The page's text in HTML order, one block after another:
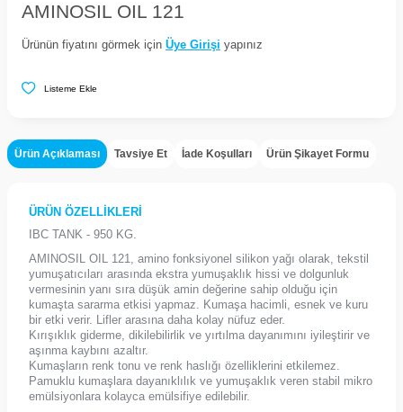
AMINOSIL OIL 121
Ürünün fiyatını görmek için Üye Girişi yapınız
Listeme Ekle
Ürün Açıklaması Tavsiye Et İade Koşulları Ürün Şikayet Formu
ÜRÜN ÖZELLİKLERİ
IBC TANK - 950 KG.
AMINOSIL OIL 121, amino fonksiyonel silikon yağı olarak, tekstil
yumuşatıcıları arasında ekstra yumuşaklık hissi ve dolgunluk
vermesinin yanı sıra düşük amin değerine sahip olduğu için
kumaşta sararma etkisi yapmaz. Kumaşa hacimli, esnek ve kuru
bir etki verir. Lifler arasına daha kolay nüfuz eder.
Kırışıklık giderme, dikilebilirlik ve yırtılma dayanımını iyileştirir ve
aşınma kaybını azaltır.
Kumaşların renk tonu ve renk haslığı özelliklerini etkilemez.
Pamuklu kumaşlara dayanıklılık ve yumuşaklık veren stabil mikro
emülsiyonlara kolayca emülsifiye edilebilir.